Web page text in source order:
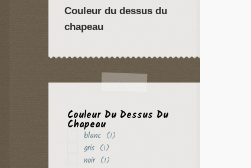
Couleur du dessus du
chapeau
Couleur Du Dessus Du
Chapeau
blanc (1)
gris (1)
noir (1)